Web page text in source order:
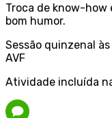
Troca de know-how
bom humor.
Sessão quinzenal
AVF
Atividade incluída